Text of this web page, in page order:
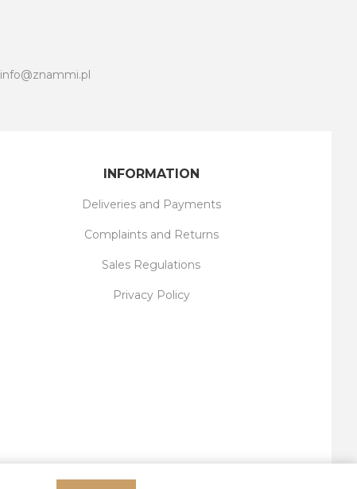
info@znammi.pl
INFORMATION
Deliveries and Payments
Complaints and Returns
Sales Regulations
Privacy Policy